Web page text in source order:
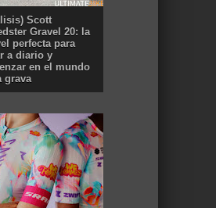
Scott
Gravel 20: la
perfecta para
a diario y
en el mundo
grava